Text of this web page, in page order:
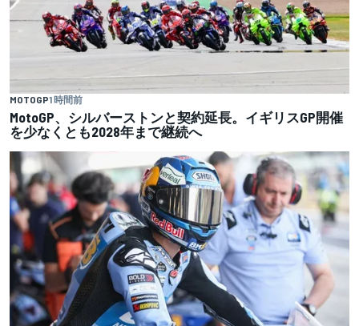
MOTOGP1 時間前
MotoGP、シルバーストンと契約延長。イギリスGP開催
を少なくとも2028年まで継続へ